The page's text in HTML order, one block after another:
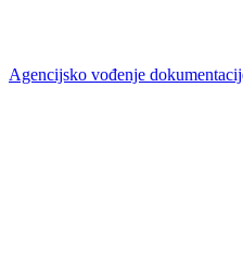
Agencijsko vođenje